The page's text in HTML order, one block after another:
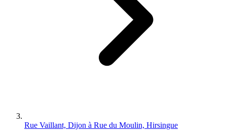
Rue Vaillant, Dijon à Rue du Moulin, Hirsingue